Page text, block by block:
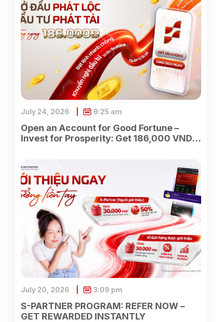
Open an Account for Good Fortune –
Invest for Prosperity: Get 186,000 VND
July 24, 2026 9:25 am
S-PARTNER PROGRAM: REFER NOW –
GET REWARDED INSTANTLY
July 20, 2026 3:09 pm